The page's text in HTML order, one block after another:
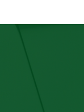
centrom, pri
do 250 kg.